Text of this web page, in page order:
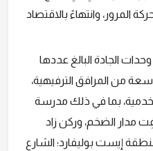
المرور، وانتهاءً بالاقتصاد
قرابة 30% من وحدات الجادة البالغ عددها
واسعة من المرافق الترفيهية،
والخدمية، بما في ذلك مدرسة
مدار الضخم، وركن زاد
إيست بوليفارد؛ الشارع